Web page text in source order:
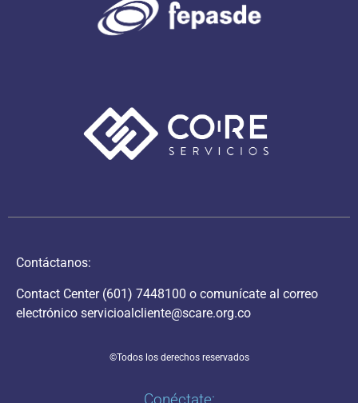
Contáctanos:
Contact Center (601) 7448100 o comunícate al correo
electrónico servicioalcliente@scare.org.co
©Todos los derechos reservados